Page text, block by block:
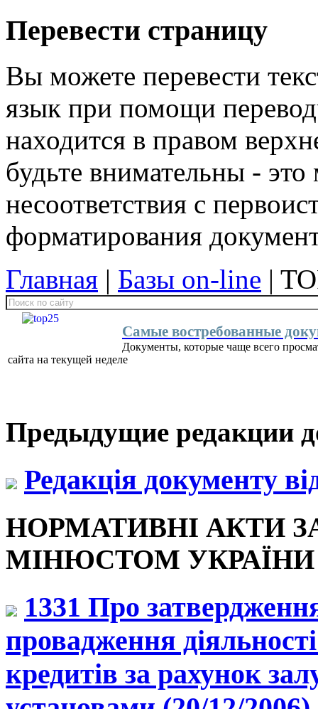
Перевести страницу
Вы можете перевести
язык при помощи
находится в правом
будьте внимательны -
несоответствия с
форматирования
Главная | Базы on-line |
Самые востребованные
Документы, которые чаще всего
сайта на текущей неделе
Предыдущие редакции
Редакція документу
НОРМАТИВНІ АКТИ
МІНЮСТОМ УКРАЇНИ
1331 Про
провадження
кредитів за рахунок